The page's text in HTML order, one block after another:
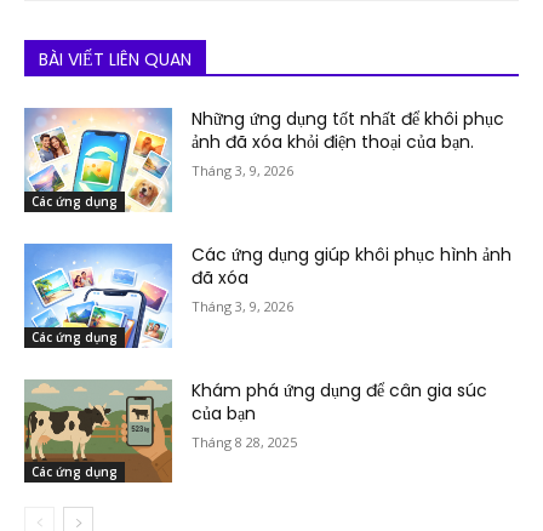
BÀI VIẾT LIÊN QUAN
Các ứng dụng
Những ứng dụng tốt nhất để khôi phục
ảnh đã xóa khỏi điện thoại của bạn.
Tháng 3, 9, 2026
Các ứng dụng
Các ứng dụng giúp khôi phục hình ảnh
đã xóa
Tháng 3, 9, 2026
Các ứng dụng
Khám phá ứng dụng để cân gia súc
của bạn
Tháng 8 28, 2025